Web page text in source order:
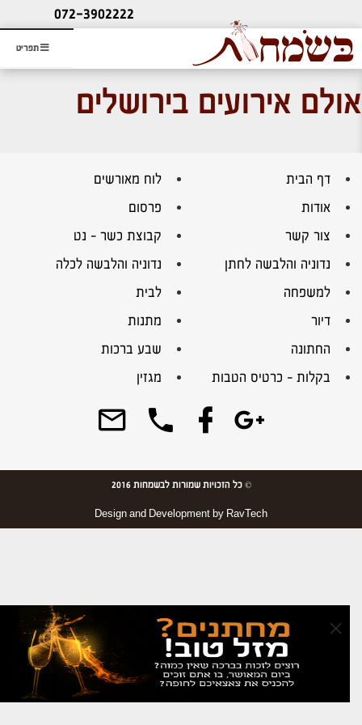
תפריט
ליעוץ חינם
והזמנת כרטיס שמחות
072-3902222
אולם אירועים בירושלים
דף הבית
לוח מאורשים
אודות
פרסום
צור קשר
קבוצת כשר – נט
נדוניה והלבשה לחתן
נדוניה והלבשה לכלה
למשפחה
לבית
דיור
מתנות
החתונה
שבע ברכות
בקלות – כרטיס הטבות
מגזין
×
© כל הזכויות שמורות לבשמחות 2016
Design and Development by RavTech